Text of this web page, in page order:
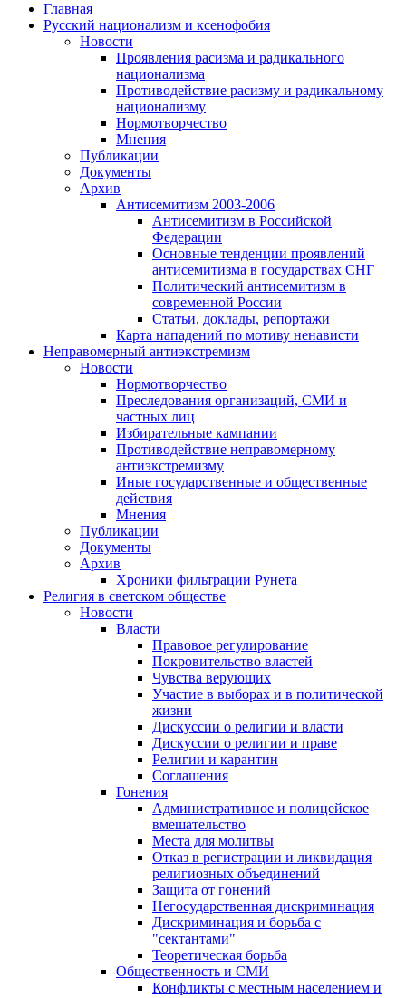
Главная
Русский национализм и ксенофобия
Новости
Проявления расизма и радикального
национализма
Противодействие расизму и радикальному
национализму
Нормотворчество
Мнения
Публикации
Документы
Архив
Антисемитизм 2003-2006
Антисемитизм в Российской
Федерации
Основные тенденции проявлений
антисемитизма в государствах СНГ
Политический антисемитизм в
современной России
Статьи, доклады, репортажи
Карта нападений по мотиву ненависти
Неправомерный антиэкстремизм
Новости
Нормотворчество
Преследования организаций, СМИ и
частных лиц
Избирательные кампании
Противодействие неправомерному
антиэкстремизму
Иные государственные и общественные
действия
Мнения
Публикации
Документы
Архив
Хроники фильтрации Рунета
Религия в светском обществе
Новости
Власти
Правовое регулирование
Покровительство властей
Чувства верующих
Участие в выборах и в политической
жизни
Дискуссии о религии и власти
Дискуссии о религии и праве
Религии и карантин
Соглашения
Гонения
Административное и полицейское
вмешательство
Места для молитвы
Отказ в регистрации и ликвидация
религиозных объединений
Защита от гонений
Негосударственная дискриминация
Дискриминация и борьба с
"сектантами"
Теоретическая борьба
Общественность и СМИ
Конфликты с местным населением и